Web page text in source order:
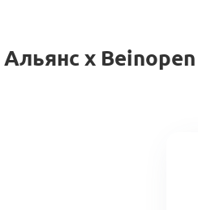
Альянс x Beinopen